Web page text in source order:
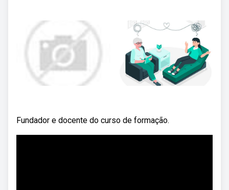
Fundador e docente do curso de formação.